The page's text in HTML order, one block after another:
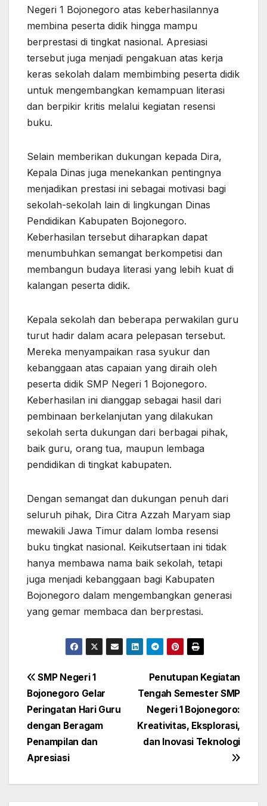
Negeri 1 Bojonegoro atas keberhasilannya
membina peserta didik hingga mampu
berprestasi di tingkat nasional. Apresiasi
tersebut juga menjadi pengakuan atas kerja
keras sekolah dalam membimbing peserta didik
untuk mengembangkan kemampuan literasi
dan berpikir kritis melalui kegiatan resensi
buku.
Selain memberikan dukungan kepada Dira,
Kepala Dinas juga menekankan pentingnya
menjadikan prestasi ini sebagai motivasi bagi
sekolah-sekolah lain di lingkungan Dinas
Pendidikan Kabupaten Bojonegoro.
Keberhasilan tersebut diharapkan dapat
menumbuhkan semangat berkompetisi dan
membangun budaya literasi yang lebih kuat di
kalangan peserta didik.
Kepala sekolah dan beberapa perwakilan guru
turut hadir dalam acara pelepasan tersebut.
Mereka menyampaikan rasa syukur dan
kebanggaan atas capaian yang diraih oleh
peserta didik SMP Negeri 1 Bojonegoro.
Keberhasilan ini dianggap sebagai hasil dari
pembinaan berkelanjutan yang dilakukan
sekolah serta dukungan dari berbagai pihak,
baik guru, orang tua, maupun lembaga
pendidikan di tingkat kabupaten.
Dengan semangat dan dukungan penuh dari
seluruh pihak, Dira Citra Azzah Maryam siap
mewakili Jawa Timur dalam lomba resensi
buku tingkat nasional. Keikutsertaan ini tidak
hanya membawa nama baik sekolah, tetapi
juga menjadi kebanggaan bagi Kabupaten
Bojonegoro dalam mengembangkan generasi
yang gemar membaca dan berprestasi.
Navigasi
pos
Penutupan Kegiatan
Tengah Semester SMP
Negeri 1 Bojonegoro:
Kreativitas, Eksplorasi,
dan Inovasi Teknologi
SMP Negeri 1
Bojonegoro Gelar
Peringatan Hari Guru
dengan Beragam
Penampilan dan
Apresiasi